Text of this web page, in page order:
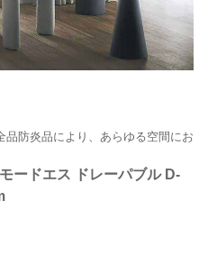
品防炎品により、あらゆる空間にお
ードエス ドレーパブル D-